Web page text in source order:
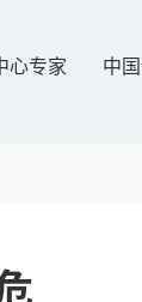
心专家 中